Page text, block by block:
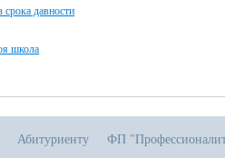
срока давности
школа
Абитуриенту ФП